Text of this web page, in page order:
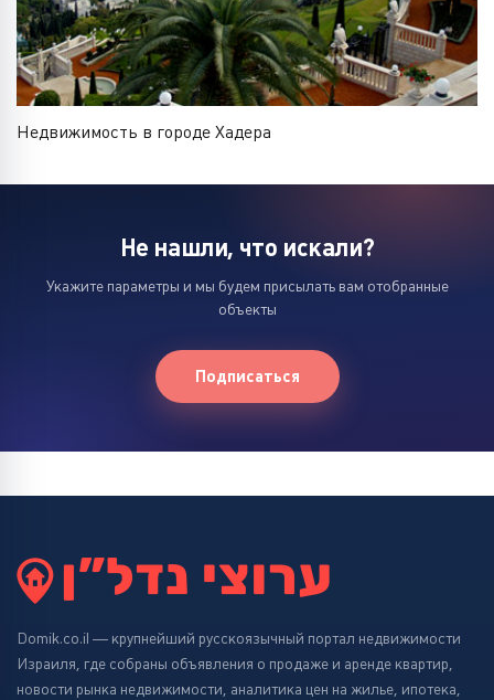
Недвижимость в городе Хадера
Не нашли, что искали?
Укажите параметры и мы будем присылать вам отобранные
объекты
Подписаться
Domik.co.il — крупнейший русскоязычный портал недвижимости
Израиля, где собраны объявления о продаже и аренде квартир,
новости рынка недвижимости, аналитика цен на жилье, ипотека,